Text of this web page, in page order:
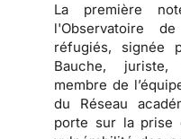
La première
l'Observatoire
réfugiés, signée
Bauche,
membre de
du Réseau
porte sur la prise